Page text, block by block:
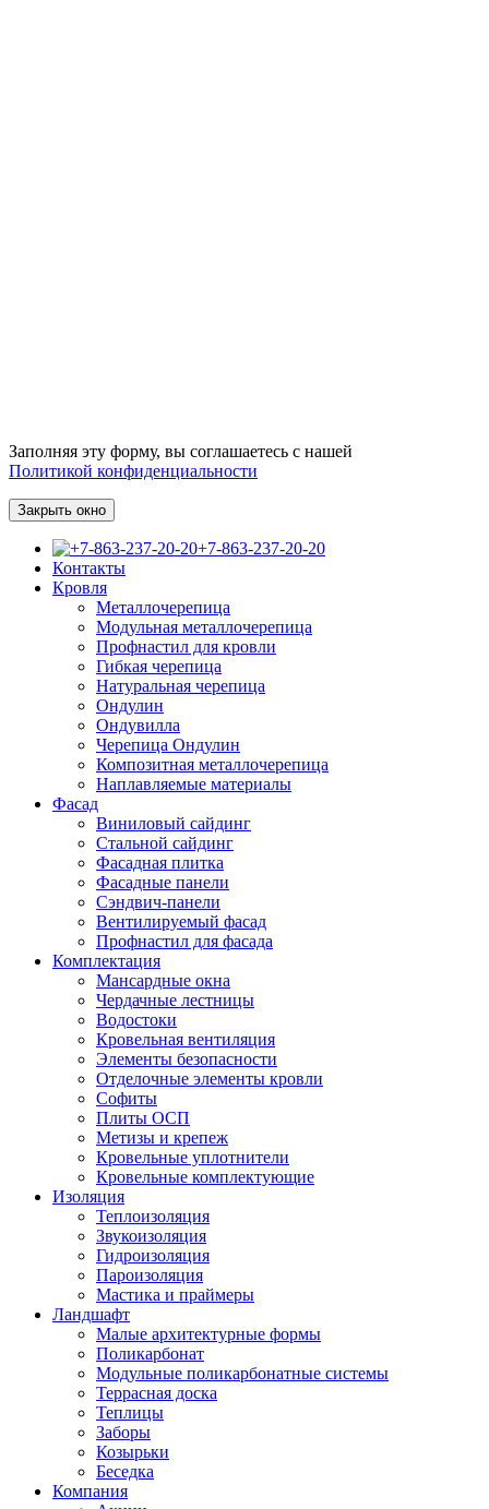
Заполняя эту форму, вы соглашаетесь с нашей
Политикой конфиденциальности
Закрыть окно
+7-863-237-20-20
Контакты
Кровля
Металлочерепица
Модульная металлочерепица
Профнастил для кровли
Гибкая черепица
Натуральная черепица
Ондулин
Ондувилла
Черепица Ондулин
Композитная металлочерепица
Наплавляемые материалы
Фасад
Виниловый сайдинг
Стальной сайдинг
Фасадная плитка
Фасадные панели
Сэндвич-панели
Вентилируемый фасад
Профнастил для фасада
Комплектация
Мансардные окна
Чердачные лестницы
Водостоки
Кровельная вентиляция
Элементы безопасности
Отделочные элементы кровли
Софиты
Плиты ОСП
Метизы и крепеж
Кровельные уплотнители
Кровельные комплектующие
Изоляция
Теплоизоляция
Звукоизоляция
Гидроизоляция
Пароизоляция
Мастика и праймеры
Ландшафт
Малые архитектурные формы
Поликарбонат
Модульные поликарбонатные системы
Террасная доска
Теплицы
Заборы
Козырьки
Беседка
Компания